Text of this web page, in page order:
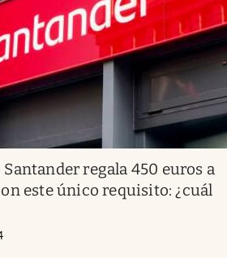
Santander regala 450 euros a
este único requisito: ¿cuál